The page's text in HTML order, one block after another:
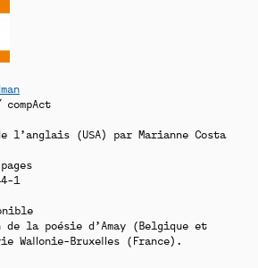
compAct
(USA) par Marianne Costa
1
la poésie d’Amay (Belgique et
Wallonie-Bruxelles (France).